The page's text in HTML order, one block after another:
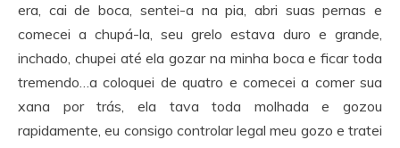
era, cai de boca, sentei-a na pia, abri suas pernas e
comecei a chupá-la, seu grelo estava duro e grande,
inchado, chupei até ela gozar na minha boca e ficar toda
tremendo…a coloquei de quatro e comecei a comer sua
xana por trás, ela tava toda molhada e gozou
rapidamente, eu consigo controlar legal meu gozo e tratei